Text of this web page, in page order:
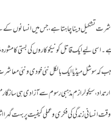
تشکیل دینا چاہتا ہے، جس میں انسانوں کے لیے
اسی لیے ایک قاتل کو نیکو کاروں کی بستی کا مشورہ
کہ سوشل میڈیا ایک بالکل نئی خودی و نئی
، سیکولرازم مذہبی رسوم سے آزادی ہی
زندگی کی فکری و عملی کیفیت پر بہت گہرا